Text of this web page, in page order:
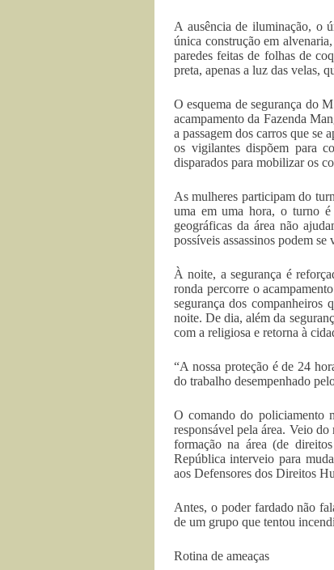
A ausência de iluminação, o
única construção em
paredes feitas de folhas de
preta, apenas a luz das velas,
O esquema de segurança do
acampamento da Fazenda
a passagem dos carros que
os vigilantes dispõem para
disparados para mobilizar os
As mulheres participam do
uma em uma hora, o turno é
geográficas da área não
possíveis assassinos podem
À noite, a segurança é
ronda percorre o
segurança dos companheiros
noite. De dia, além da
com a religiosa e retorna à
“A nossa proteção é de 24
do trabalho desempenhado
O comando do policiamento
responsável pela área. Veio
formação na área (de
República interveio para
aos Defensores dos Direitos
Antes, o poder fardado não
de um grupo que tentou
Rotina de ameaças